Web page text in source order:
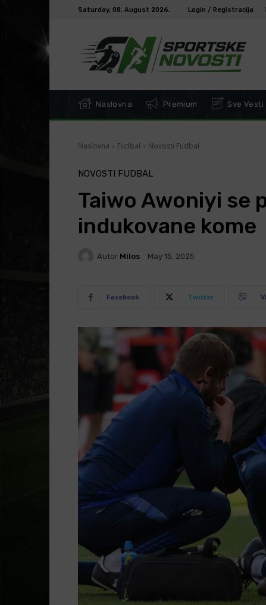
Saturday, 08. August 2026. Login / Registracija
Naslovna Premium Sve Vesti
Naslovna Fudbal Novosti Fudbal
NOVOSTI FUDBAL
Taiwo Awoniyi se
indukovane kome
Autor Milos May 15, 2025
Facebook Twitter